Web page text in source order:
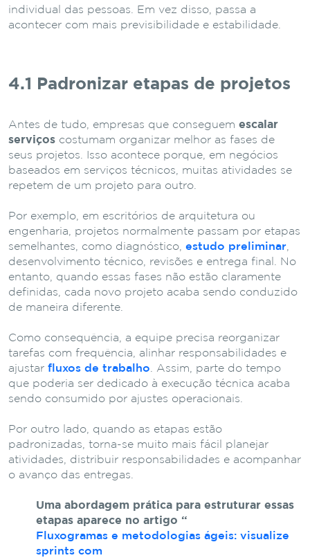
individual das pessoas. Em vez disso, passa a
acontecer com mais previsibilidade e estabilidade.
4.1 Padronizar etapas de projetos
Antes de tudo, empresas que conseguem escalar
serviços costumam organizar melhor as fases de
seus projetos. Isso acontece porque, em negócios
baseados em serviços técnicos, muitas atividades se
repetem de um projeto para outro.
Por exemplo, em escritórios de arquitetura ou
engenharia, projetos normalmente passam por etapas
semelhantes, como diagnóstico, estudo preliminar
desenvolvimento técnico, revisões e entrega final. No
entanto, quando essas fases não estão claramente
definidas, cada novo projeto acaba sendo conduzido
de maneira diferente.
Como consequência, a equipe precisa reorganizar
tarefas com frequência, alinhar responsabilidades e
ajustar fluxos de trabalho . Assim, parte do tempo
que poderia ser dedicado à execução técnica acaba
sendo consumido por ajustes operacionais.
Por outro lado, quando as etapas estão
padronizadas, torna-se muito mais fácil planejar
atividades, distribuir responsabilidades e acompanhar
o avanço das entregas.
Uma abordagem prática para estruturar essas
etapas aparece no artigo “
Fluxogramas e metodologias ágeis: visualize
sprints com